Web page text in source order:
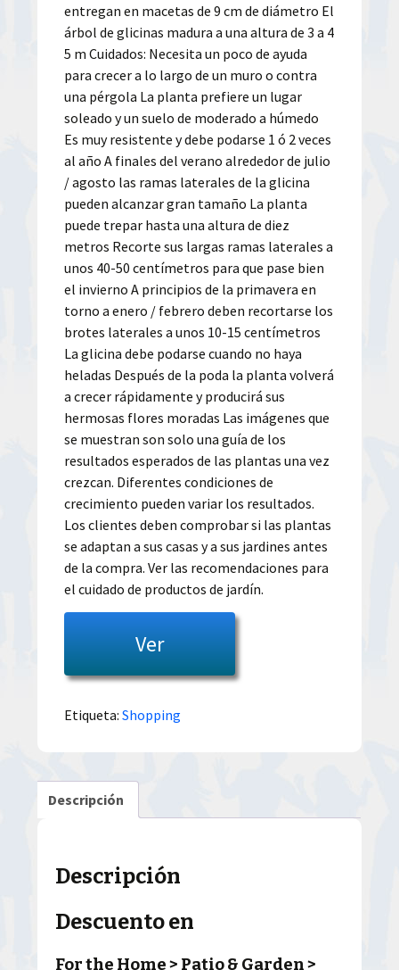
entregan en macetas de 9 cm de diámetro El
árbol de glicinas madura a una altura de 3 a 4
5 m Cuidados: Necesita un poco de ayuda
para crecer a lo largo de un muro o contra
una pérgola La planta prefiere un lugar
soleado y un suelo de moderado a húmedo
Es muy resistente y debe podarse 1 ó 2 veces
al año A finales del verano alrededor de julio
/ agosto las ramas laterales de la glicina
pueden alcanzar gran tamaño La planta
puede trepar hasta una altura de diez
metros Recorte sus largas ramas laterales a
unos 40-50 centímetros para que pase bien
el invierno A principios de la primavera en
torno a enero / febrero deben recortarse los
brotes laterales a unos 10-15 centímetros
La glicina debe podarse cuando no haya
heladas Después de la poda la planta volverá
a crecer rápidamente y producirá sus
hermosas flores moradas Las imágenes que
se muestran son solo una guía de los
resultados esperados de las plantas una vez
crezcan. Diferentes condiciones de
crecimiento pueden variar los resultados.
Los clientes deben comprobar si las plantas
se adaptan a sus casas y a sus jardines antes
de la compra. Ver las recomendaciones para
el cuidado de productos de jardín.
Ver
Etiqueta:Shopping
Descripción
Descripción
Descuento en
For the Home > Patio & Garden >